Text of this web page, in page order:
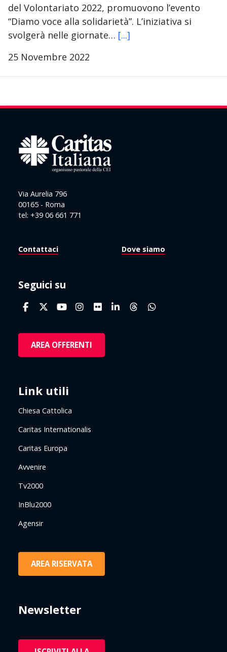
del Volontariato 2022, promuovono l’evento
“Diamo voce alla solidarietà”. L’iniziativa si
svolgerà nelle giornate… [...]
25 Novembre 2022
Via Aurelia 796
00165 - Roma
tel: +39 06 661 771
Contattaci Dove siamo
Seguici su
AREA OFFERENTI
Link utili
Chiesa Cattolica
Caritas Internationalis
Caritas Europa
Avvenire
Tv2000
InBlu2000
Agensir
AREA RISERVATA
Newsletter